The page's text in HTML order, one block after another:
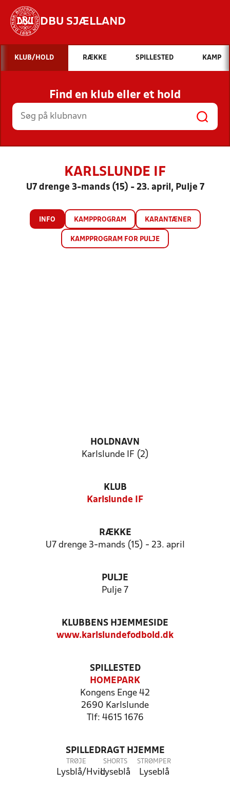
DBU SJÆLLAND
Hvad vil du søge efter?
INDHOLD OG NYHEDER
STILLINGER, RESULTATER, KLUBBER OG
HOLD
KLUB/HOLD RÆKKE SPILLESTED KAMP
Find en klub eller et hold
KARLSLUNDE IF
U7 drenge 3-mands (15) - 23. april, Pulje 7
INFO KAMPPROGRAM KARANTÆNER
KAMPPROGRAM FOR PULJE
HOLDNAVN
Karlslunde IF (2)
KLUB
Karlslunde IF
RÆKKE
U7 drenge 3-mands (15) - 23. april
PULJE
Pulje 7
KLUBBENS HJEMMESIDE
www.karlslundefodbold.dk
SPILLESTED
HOMEPARK
Kongens Enge 42
2690 Karlslunde
Tlf: 4615 1676
SPILLEDRAGT HJEMME
TRØJE
Lysblå/Hvid
SHORTS
Lyseblå
STRØMPER
Lyseblå